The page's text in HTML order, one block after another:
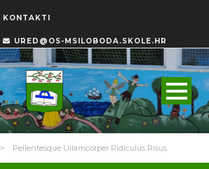
KONTAKTI
URED@OS-MSILOBODA.SKOLE.HR
> Pellentesque Ullamcorper Ridiculus Risus